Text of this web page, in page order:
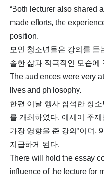
“Both lecturer also shared
made efforts, the
position.
모인 청소년들은 강의를 듣
솔한 삶과 적극적인 모습에
The audiences were very
lives and philosophy.
한편 이날 행사 참석한 청
를 개최하였다. 에세이 주제
가장 영향을 준 강의”이며,
지급하게 된다.
There will hold the essay
influence of the lecture for